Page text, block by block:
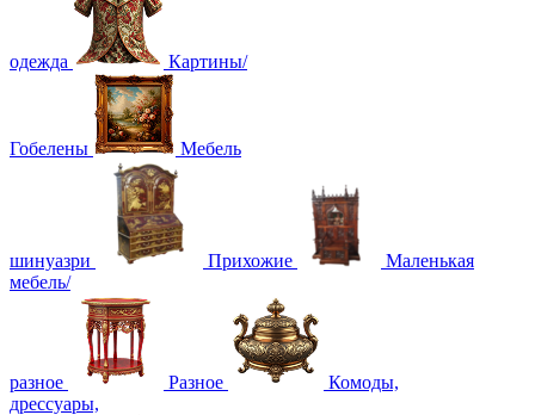
одежда Картины/
Гобелены Мебель
шинуазри Прихожие
Маленькая
мебель/
разное Разное
Комоды,
дрессуары,